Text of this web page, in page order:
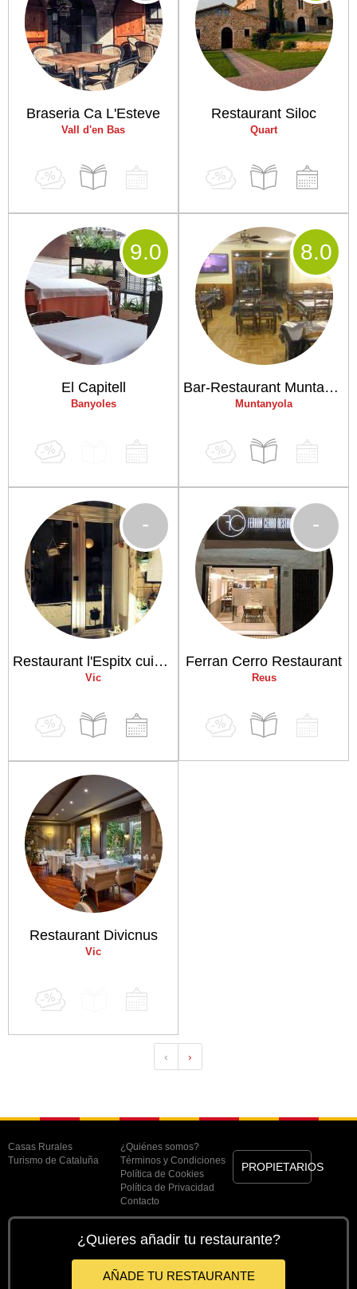
Braseria Ca L'Esteve
Vall d'en Bas
Restaurant Siloc
Quart
El Capitell
Banyoles
9.0
Bar-Restaurant Muntanyola (Ca la Mari)
Muntanyola
8.0
Restaurant l'Espitx cuina de mercat
Vic
-
Ferran Cerro Restaurant
Reus
-
Restaurant Divicnus
Vic
‹ ›
Casas Rurales
Turismo de Cataluña
¿Quiénes somos?
Términos y Condiciones
Política de Cookies
Política de Privacidad
Contacto
PROPIETARIOS
¿Quieres añadir tu restaurante?
AÑADE TU RESTAURANTE